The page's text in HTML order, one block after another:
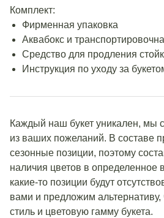
Комплект:
Фирменная упаковка
Аквабокс и
Средство для продления
Инструкция по уходу за
Каждый наш букет уникален, мы
из ваших пожеланий. В составе
сезонные позиции, поэтому
наличия цветов в определенное
какие-то позиции будут
вами и предложим альтернативу,
стиль и цветовую гамму букета.